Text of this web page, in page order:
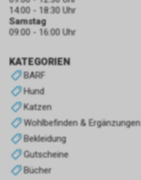
KATEGORIEN
BARF
Hund
Katzen
Wohlbefinden & Ergänzungen
Bekleidung
Gutscheine
Bücher
14:00 - 18:30 Uhr
Samstag
09:00 - 16:00 Uhr